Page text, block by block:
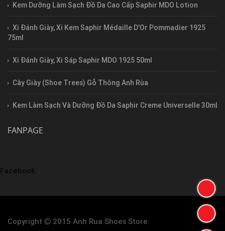
Kem Dưỡng Làm Sạch Đồ Da Cao Cấp Saphir MDO Lotion
Xi Đánh Giày, Xi Kem Saphir Médaille D'Or Pommadier 1925
75ml
Xi Đánh Giày, Xi Sáp Saphir MDO 1925 50ml
Cây Giày (Shoe Trees) Gỗ Thông Anh Rùa
Kem Làm Sạch Và Dưỡng Đồ Da Saphir Creme Universelle 30ml
FANPAGE
Facebook
Copyright 2015 Anh Rua Shoes Store